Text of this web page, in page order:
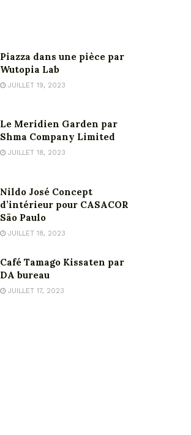
Piazza dans une pièce par
Wutopia Lab
JUILLET 19, 2023
Le Meridien Garden par
Shma Company Limited
JUILLET 18, 2023
Nildo José Concept
d’intérieur pour CASACOR
São Paulo
JUILLET 18, 2023
Café Tamago Kissaten par
DA bureau
JUILLET 17, 2023